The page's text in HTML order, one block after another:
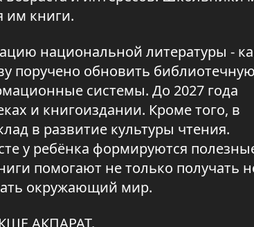
им книги.
национальной литературы -
поручено обновить библиотечную
системы. До 2027 года
и книгоиздании. Кроме того, в
в развитие культуры чтения.
у ребёнка формируются
помогают не только получать
окружающий мир.
АКПАРАТ.